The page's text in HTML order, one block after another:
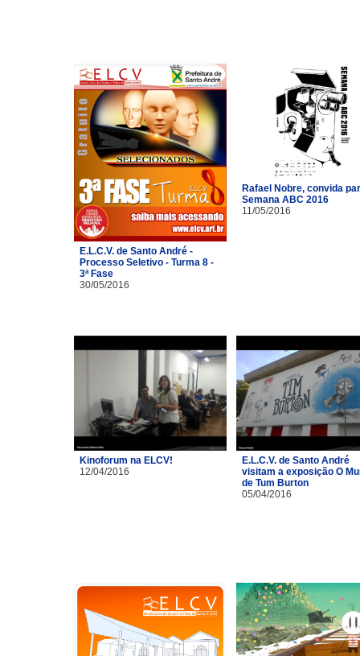
E.L.C.V. de Santo André -
Processo Seletivo - Turma 8 -
3ª Fase
30/05/2016
Rafael Nobre, convida
Semana ABC 2016
11/05/2016
Kinoforum na ELCV!
12/04/2016
E.L.C.V. de Santo André
visitam a exposição O
de Tum Burton
05/04/2016